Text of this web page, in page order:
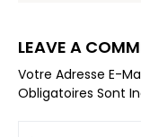
LEAVE A
Votre Adresse E-
Obligatoires Sont